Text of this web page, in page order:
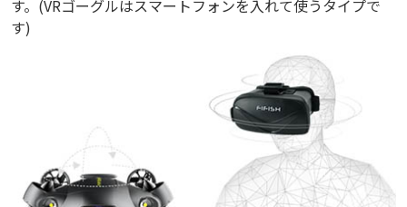
す。(VRゴーグルはスマートフォンを入れて使うタイプで
す)